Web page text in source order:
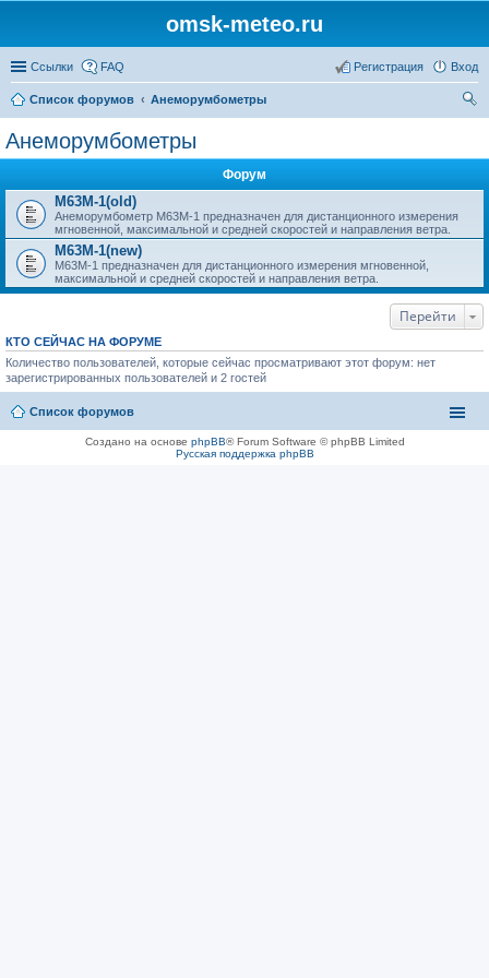
omsk-meteo.ru
Ссылки FAQ Вход
Регистрация
Список форумов
Анеморумбометры
Анеморумбометры
Форум
M63M-1(old)
Анеморумбометр М63М-1 предназначен для дистанционного измерения
мгновенной, максимальной и средней скоростей и направления ветра.
M63M-1(new)
М63М-1 предназначен для дистанционного измерения мгновенной,
максимальной и средней скоростей и направления ветра.
Перейти
КТО СЕЙЧАС НА ФОРУМЕ
Количество пользователей, которые сейчас просматривают этот форум: нет
зарегистрированных пользователей и 2 гостей
Список форумов
Создано на основе phpBB® Forum Software © phpBB Limited
Русская поддержка phpBB